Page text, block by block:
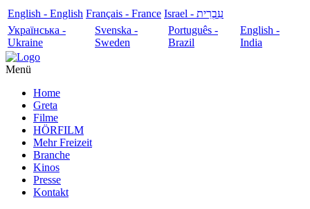
English - English Français - France
עִבְרִית - Israel
Українська -
Ukraine
Svenska -
Sweden
Português -
Brazil
English -
India
Menü
Home
Greta
Filme
HÖRFILM
Mehr Freizeit
Branche
Kinos
Presse
Kontakt